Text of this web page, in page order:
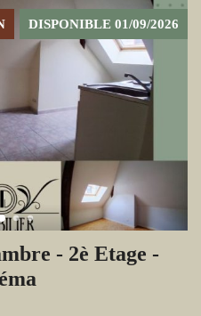
DISPONIBLE 01/09/2026
- 2è Etage -